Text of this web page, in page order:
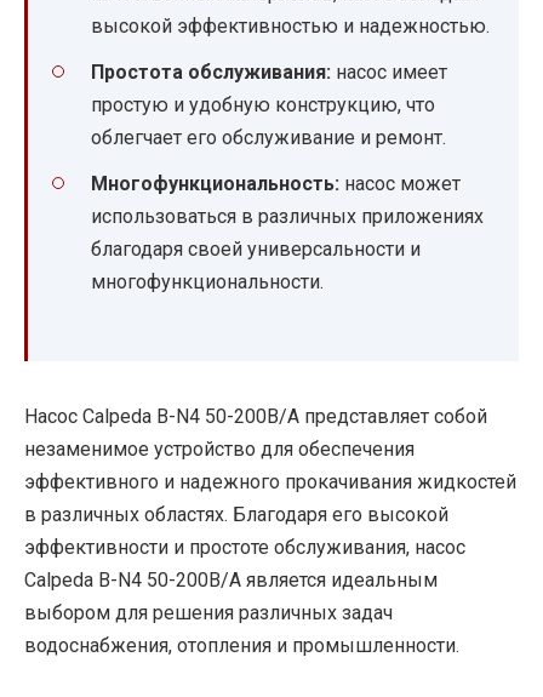
высокой эффективностью и надежностью.
Простота обслуживания: насос имеет
простую и удобную конструкцию, что
облегчает его обслуживание и ремонт.
Многофункциональность: насос может
использоваться в различных приложениях
благодаря своей универсальности и
многофункциональности.
Насос Calpeda B-N4 50-200B/A представляет собой
незаменимое устройство для обеспечения
эффективного и надежного прокачивания жидкостей
в различных областях. Благодаря его высокой
эффективности и простоте обслуживания, насос
Calpeda B-N4 50-200B/A является идеальным
выбором для решения различных задач
водоснабжения, отопления и промышленности.